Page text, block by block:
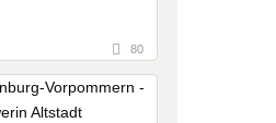
80